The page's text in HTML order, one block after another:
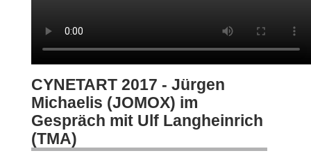
CYNETART 2017 - Jürgen
Michaelis (JOMOX) im
Gespräch mit Ulf Langheinrich
(TMA)